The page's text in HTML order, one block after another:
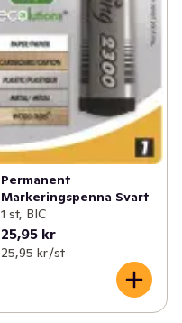
Permanent
Markeringspenna Svart
1 st, BIC
25,95 kr
25,95 kr /st